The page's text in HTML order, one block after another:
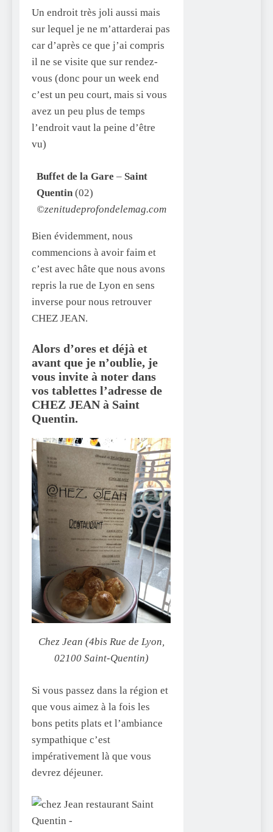
Un endroit très joli aussi mais
sur lequel je ne m’attarderai pas
car d’après ce que j’ai compris
il ne se visite que sur rendez-
vous (donc pour un week end
c’est un peu court, mais si vous
avez un peu plus de temps
l’endroit vaut la peine d’être
vu)
Buffet de la Gare – Saint
Quentin(02)
©zenitudeprofondelemag.com
Bien évidemment, nous
commencions à avoir faim et
c’est avec hâte que nous avons
repris la rue de Lyon en sens
inverse pour nous retrouver
CHEZ JEAN.
Alors d’ores et déjà et
avant que je n’oublie, je
vous invite à noter dans
vos tablettes l’adresse de
CHEZ JEAN à Saint
Quentin.
Chez Jean (4bis Rue de Lyon,
02100 Saint-Quentin)
Si vous passez dans la région et
que vous aimez à la fois les
bons petits plats et l’ambiance
sympathique c’est
impérativement là que vous
devrez déjeuner.